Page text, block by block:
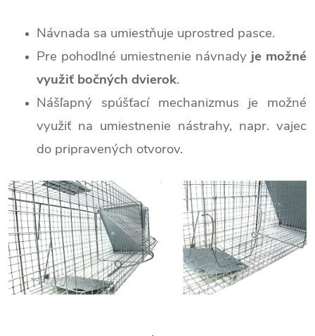
Návnada sa umiestňuje uprostred pasce.
Pre pohodlné umiestnenie návnady je možné
využiť bočných dvierok.
Nášľapný spúšťací mechanizmus je možné
využiť na umiestnenie nástrahy, napr. vajec
do pripravených otvorov.